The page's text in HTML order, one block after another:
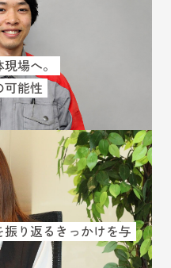
場へ。
可能性
り返るきっかけを与